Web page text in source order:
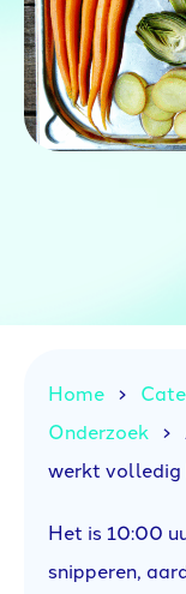
Home
Onderzoek
werkt volledig
Het is 10:00
snipperen,